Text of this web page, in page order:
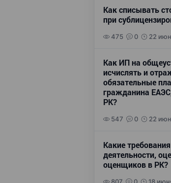
Как списывать
при
475 0 22
Как ИП на
исчислять и
обязательные
гражданина
РК?
547 0 22
Какие
деятельности,
оценщиков в РК?